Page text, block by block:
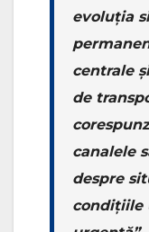
evoluția
centrale
de
canalele
despre
condițiile